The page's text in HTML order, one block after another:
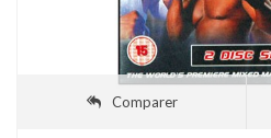
Comparer